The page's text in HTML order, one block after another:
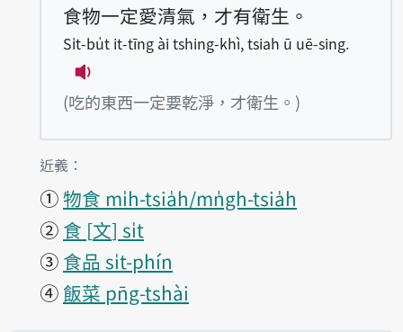
食物一定愛清氣，才有衛生。
Si̍t-bu̍t it-tīng ài tshing-khì, tsiah ū uē-sing.
播放例句Si̍t-bu̍t it-tīng ài tshing-khì,
(吃的東西一定要乾淨，才衛生。)
第1項釋義的
近義：
①物食 mi̍h-tsia̍h/mn̍gh-tsia̍h
② 食 文 si̍t
③ 食品 si̍t-phín
④ 飯菜 pn̄g-tshài